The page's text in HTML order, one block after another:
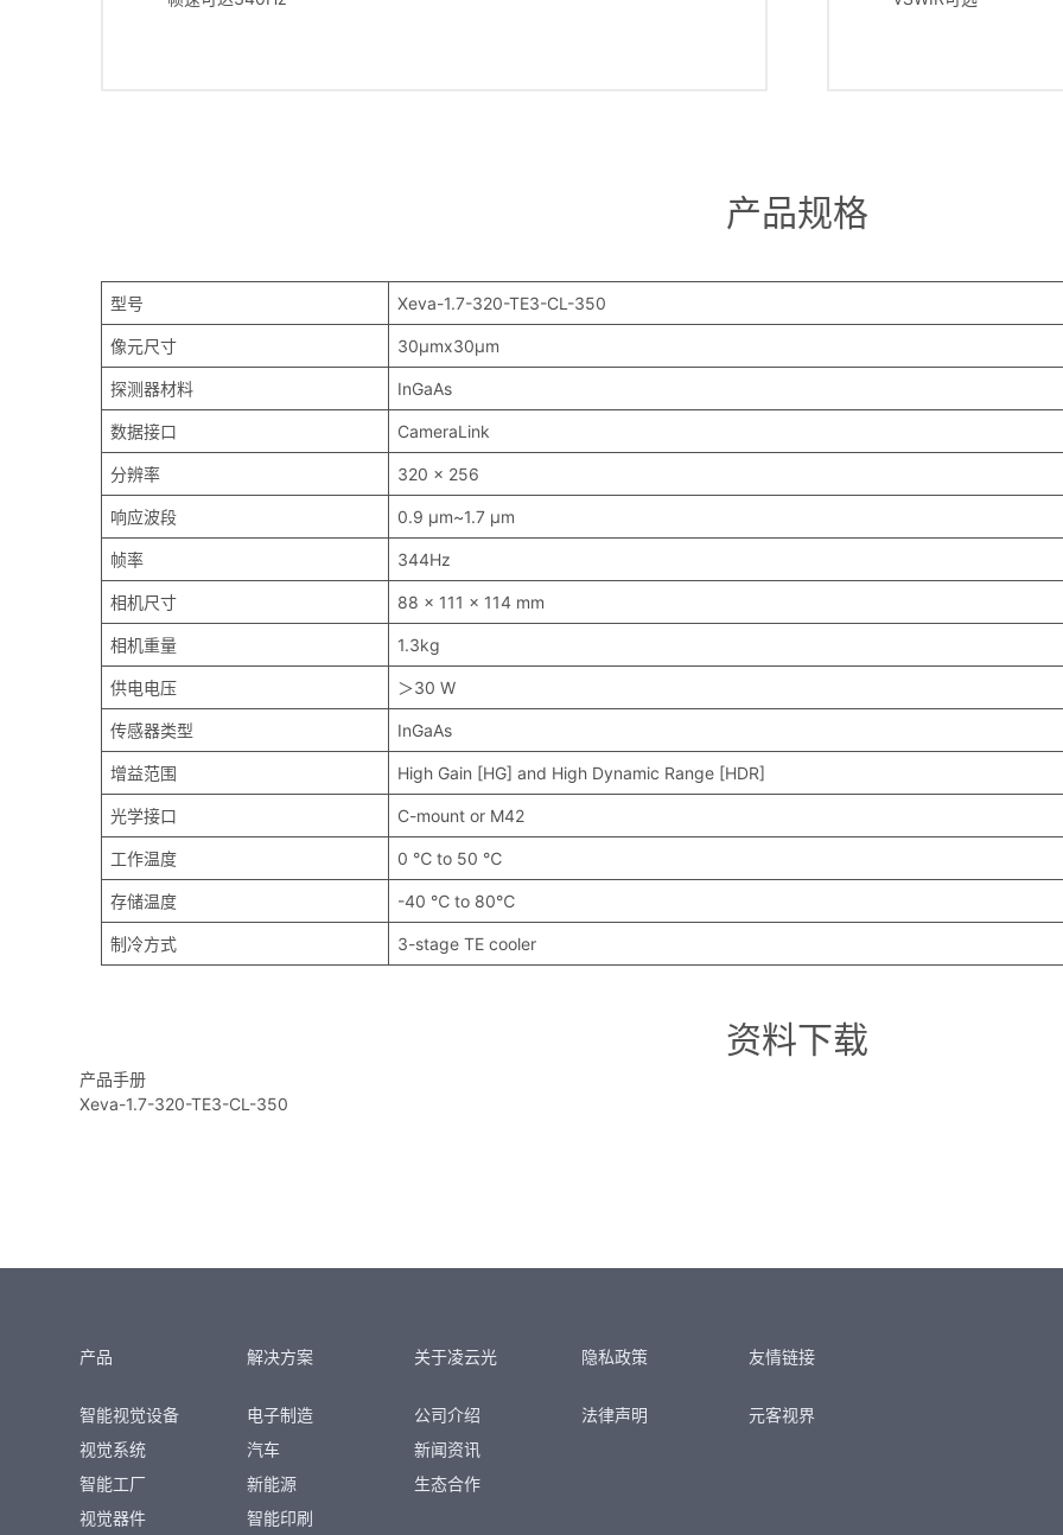
产品规格
型号 Xeva-1.7-320-TE3-CL-350
像元尺寸 30μmx30μm
探测器材料 InGaAs
数据接口 CameraLink
分辨率 320 x 256
响应波段 0.9 μm~1.7 μm
帧率 344Hz
相机尺寸 88 x 111 x 114 mm
相机重量 1.3kg
供电电压 ＞30 W
传感器类型 InGaAs
增益范围 High Gain [HG] and High Dynamic Range [HDR]
光学接口 C-mount or M42
工作温度 0 ℃ to 50 ℃
存储温度 -40 ℃ to 80℃
制冷方式 3-stage TE cooler
资料下载
产品手册
Xeva-1.7-320-TE3-CL-350
产品
智能视觉设备
视觉系统
智能工厂
视觉器件
解决方案
电子制造
汽车
新能源
智能印刷
关于凌云光
公司介绍
新闻资讯
生态合作
隐私政策
法律声明
友情链接
元客视界